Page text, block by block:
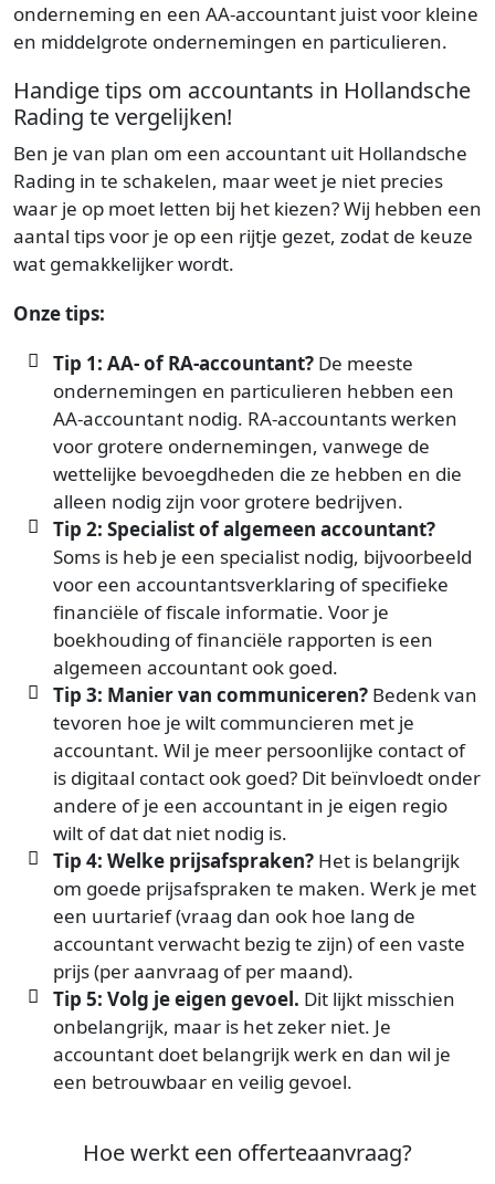
onderneming en een AA-accountant juist voor kleine
en middelgrote ondernemingen en particulieren.
Handige tips om accountants in Hollandsche
Rading te vergelijken!
Ben je van plan om een accountant uit Hollandsche
Rading in te schakelen, maar weet je niet precies
waar je op moet letten bij het kiezen? Wij hebben een
aantal tips voor je op een rijtje gezet, zodat de keuze
wat gemakkelijker wordt.
Onze tips:
Tip 1: AA- of RA-accountant? De meeste
ondernemingen en particulieren hebben een
AA-accountant nodig. RA-accountants werken
voor grotere ondernemingen, vanwege de
wettelijke bevoegdheden die ze hebben en die
alleen nodig zijn voor grotere bedrijven.
Tip 2: Specialist of algemeen accountant?
Soms is heb je een specialist nodig, bijvoorbeeld
voor een accountantsverklaring of specifieke
financiële of fiscale informatie. Voor je
boekhouding of financiële rapporten is een
algemeen accountant ook goed.
Tip 3: Manier van communiceren? Bedenk van
tevoren hoe je wilt communcieren met je
accountant. Wil je meer persoonlijke contact of
is digitaal contact ook goed? Dit beïnvloedt onder
andere of je een accountant in je eigen regio
wilt of dat dat niet nodig is.
Tip 4: Welke prijsafspraken? Het is belangrijk
om goede prijsafspraken te maken. Werk je met
een uurtarief (vraag dan ook hoe lang de
accountant verwacht bezig te zijn) of een vaste
prijs (per aanvraag of per maand).
Tip 5: Volg je eigen gevoel. Dit lijkt misschien
onbelangrijk, maar is het zeker niet. Je
accountant doet belangrijk werk en dan wil je
een betrouwbaar en veilig gevoel.
Hoe werkt een offerteaanvraag?